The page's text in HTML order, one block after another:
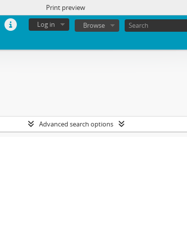
Log in Browse
Print preview
Advanced search options